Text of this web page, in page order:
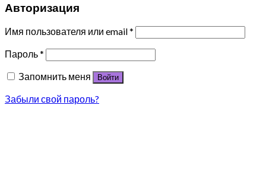
Авторизация
Имя пользователя или email*
Пароль*
Запомнить меня
Войти
Забыли свой пароль?